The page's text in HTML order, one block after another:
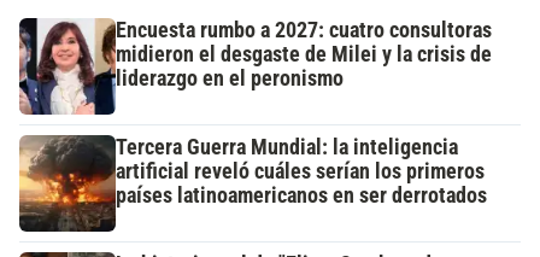
Encuesta rumbo a 2027: cuatro consultoras
midieron el desgaste de Milei y la crisis de
liderazgo en el peronismo
Tercera Guerra Mundial: la inteligencia
artificial reveló cuáles serían los primeros
países latinoamericanos en ser derrotados